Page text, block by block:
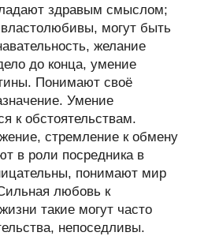
здравым смыслом;
могут быть
желание
до конца, умение
Понимают своё
Умение
к обстоятельствам.
стремление к обмену
в роли посредника в
понимают мир
любовь к
такие могут часто
непоседливы.